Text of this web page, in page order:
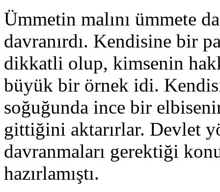
Ümmetin malını ümmete
davranırdı. Kendisine bir
dikkatli olup, kimsenin
büyük bir örnek idi.
soğuğunda ince bir
gittiğini aktarırlar. Devlet
davranmaları gerektiği
hazırlamıştı.